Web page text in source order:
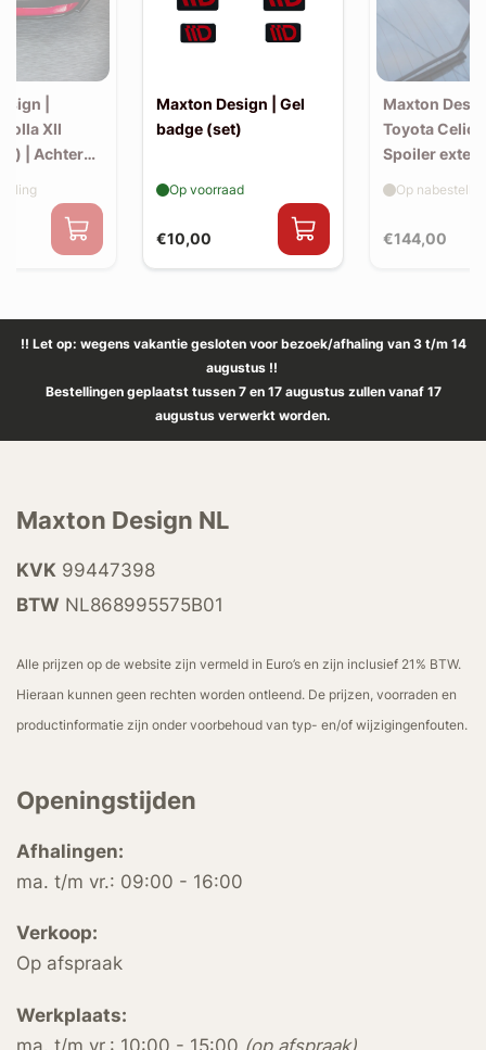
|
XII
| Achter
Maxton Design | Gel
badge (set)
€10,00
Op voorraad
Maxton
Toyota
Spoiler
€144,00
Op
!! Let op: wegens vakantie gesloten voor bezoek/afhaling van 3 t/m 14
augustus !!
Bestellingen geplaatst tussen 7 en 17 augustus zullen vanaf 17
augustus verwerkt worden.
Maxton Design NL
KVK 99447398
BTW NL868995575B01
Alle prijzen op de website zijn vermeld in Euro’s en zijn inclusief 21% BTW.
Hieraan kunnen geen rechten worden ontleend. De prijzen, voorraden en
productinformatie zijn onder voorbehoud van typ- en/of wijzigingenfouten.
Openingstijden
Afhalingen:
ma. t/m vr.: 09:00 - 16:00
Verkoop:
Op afspraak
Werkplaats:
ma. t/m vr.: 10:00 - 15:00 (op afspraak)